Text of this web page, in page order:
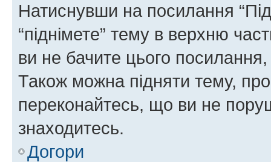
Натиснувши на посилання
“піднімете” тему в верхню
ви не бачите цього
Також можна підняти тему,
переконайтесь, що ви не
знаходитесь.
Догори